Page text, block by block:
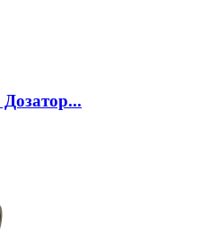
Дозатор...